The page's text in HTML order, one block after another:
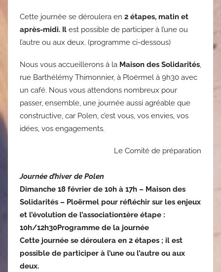
Cette journée se déroulera en 2 étapes, matin et
après-midi. Il est possible de participer à l’une ou
l’autre ou aux deux. (programme ci-dessous)
Nous vous accueillerons à la Maison des Solidarités,
rue Barthélémy Thimonnier, à Ploërmel à 9h30 avec
un café. Nous vous attendons nombreux pour
passer, ensemble, une journée aussi agréable que
constructive, car Polen, c’est vous, vos envies, vos
idées, vos engagements.
Le Comité de préparation
Journée d’hiver de Polen
Dimanche 18 février de 10h à 17h – Maison des
Solidarités – Ploërmel pour réfléchir sur les enjeux
et l’évolution de l’association1ère étape :
10h/12h30Programme de la journée
Cette journée se déroulera en 2 étapes ; il est
possible de participer à l’une ou l’autre ou aux
deux.